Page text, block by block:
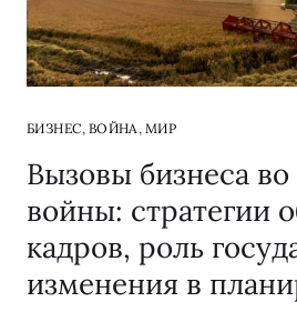
БИЗНЕС, ВОЙНА, МИР
Вызовы бизнеса
войны: стратегии
кадров, роль
изменения в